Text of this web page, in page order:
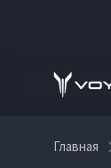
Главная